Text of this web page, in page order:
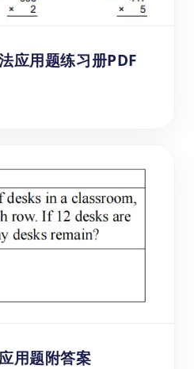
应用题练习册PDF
格式的乘法应用题练习
版适合6-12岁的小学
际应用题，紧密结合日
学生提高数学运算能力
用题附答案